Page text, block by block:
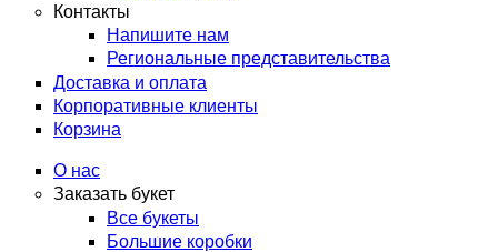
Контакты
Напишите нам
Региональные представительства
Доставка и оплата
Корпоративные клиенты
Корзина
О нас
Заказать букет
Все букеты
Большие коробки